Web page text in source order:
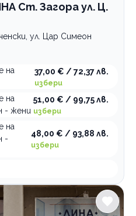
Ст. Загора ул. Ц.
ул. Цар Симеон
на
37,00 € / 72,37 лв.
избери
на
- жени
51,00 € / 99,75 лв.
избери
на
-
48,00 € / 93,88 лв.
избери
ЛИНА Ст. Загора Три